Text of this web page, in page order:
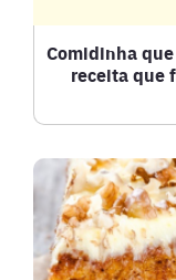
DOCES
DRINKS
FRANGO
Comidinha
receita que